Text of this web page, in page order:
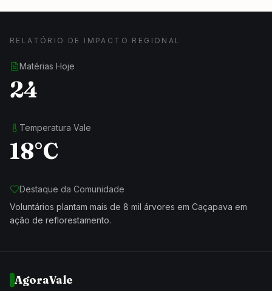
RELATÓRIO DE IMPACTO REGIONAL
Matérias Hoje
24
Temperatura Vale
18°C
Destaque da Comunidade
Voluntários plantam mais de 8 mil árvores em Caçapava em
ação de reflorestamento.
AgoraVale